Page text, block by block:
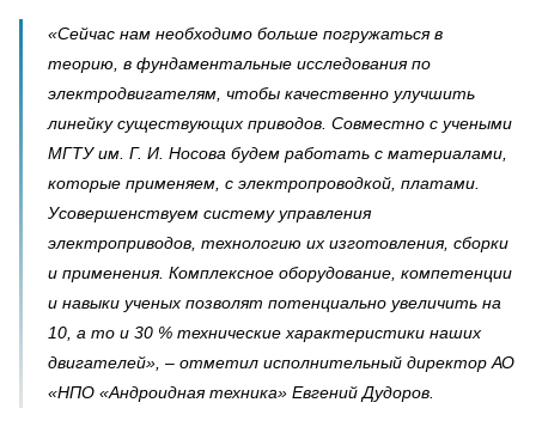
«Сейчас нам необходимо больше погружаться в
теорию, в фундаментальные исследования по
электродвигателям, чтобы качественно улучшить
линейку существующих приводов. Совместно с учеными
МГТУ им. Г. И. Носова будем работать с материалами,
которые применяем, с электропроводкой, платами.
Усовершенствуем систему управления
электроприводов, технологию их изготовления, сборки
и применения. Комплексное оборудование, компетенции
и навыки ученых позволят потенциально увеличить на
10, а то и 30 % технические характеристики наших
двигателей», – отметил исполнительный директор АО
«НПО «Андроидная техника» Евгений Дудоров.